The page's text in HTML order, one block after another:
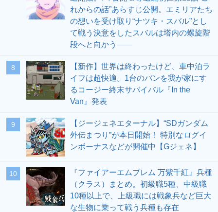
れからの話”あらすじ公開。エミリアたち
の想いを受け取り“ナツキ・スバル”とし
て戦う決意をしたスバルは塔内の螺旋階
段へと向かう――
8
【新作】世界は終わったけど、車中泊ラ
イフは超快適。1台のバンを我が家にす
るコージー終末サバイバル『In the
Van』発表
9
【ジージェネエターナル】“SDガンダム
外伝まつり”が本日開始！ 特別なログイ
ンボーナスなどが開催中【Gジェネ】
10
『ファイアーエムブレム 万紫千紅』兵種
（クラス）まとめ。初級職5種、中級職
10種以上で、上級職には戦象兵など巨大
な生物に乗って戦う兵種も存在